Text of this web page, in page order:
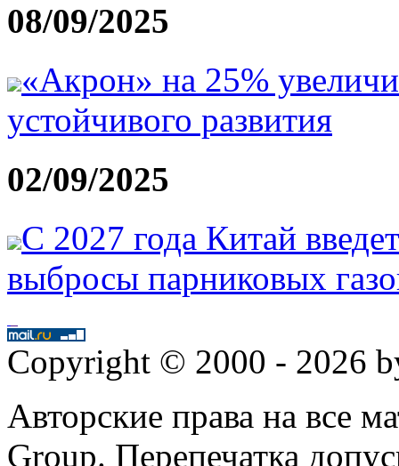
08/09/2025
«Акрон» на 25%
устойчивого развития
02/09/2025
С 2027 года Китай
выбросы парниковых
Copyright © 2000 - 2026
Авторские права на все
Group. Перепечатка